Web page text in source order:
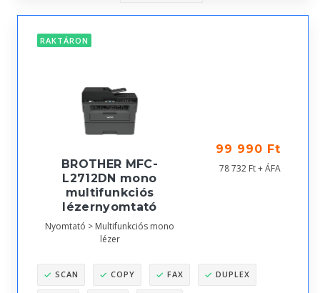
RAKTÁRON
BROTHER MFC-
L2712DN mono
multifunkciós
lézernyomtató
Nyomtató > Multifunkciós mono
lézer
99 990 Ft
78 732 Ft + ÁFA
SCAN COPY FAX DUPLEX